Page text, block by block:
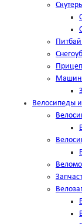
Велосипеды и